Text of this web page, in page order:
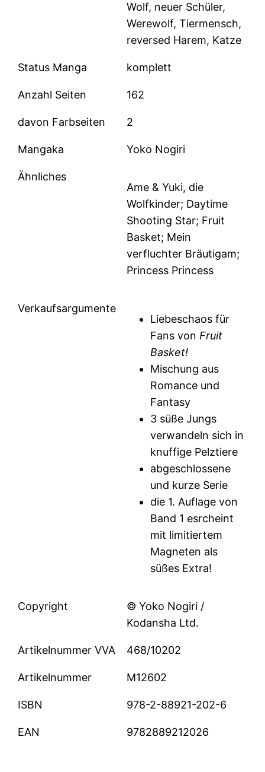
Wolf, neuer Schüler,
Werewolf, Tiermensch,
reversed Harem, Katze
Status Manga komplett
Anzahl Seiten 162
davon Farbseiten 2
Mangaka Yoko Nogiri
Ähnliches
Ame & Yuki, die
Wolfkinder; Daytime
Shooting Star; Fruit
Basket; Mein
verfluchter Bräutigam;
Princess Princess
Verkaufsargumente
Liebeschaos für
Fans von Fruit
Basket!
Mischung aus
Romance und
Fantasy
3 süße Jungs
verwandeln sich in
knuffige Pelztiere
abgeschlossene
und kurze Serie
die 1. Auflage von
Band 1 esrcheint
mit limitiertem
Magneten als
süßes Extra!
Copyright
© Yoko Nogiri /
Kodansha Ltd.
Artikelnummer VVA 468/10202
Artikelnummer M12602
ISBN 978-2-88921-202-6
EAN 9782889212026